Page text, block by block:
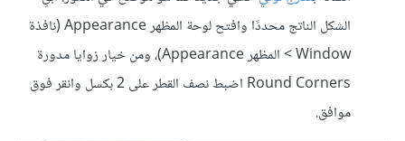
الشكل الناتج محددًا وافتح لوحة المظهر Appearance (نافذة
Window > المظهر Appearance)، ومن خيار زوايا مدورة
Round Corners اضبط نصف القطر على 2 بكسل وانقر فوق
موافق.